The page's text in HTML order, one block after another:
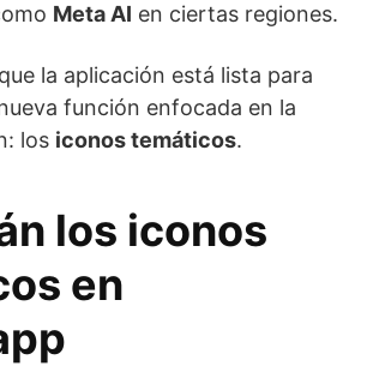
Meta AI en ciertas regiones.
la aplicación está lista para
función enfocada en la
los iconos temáticos.
los iconos
en